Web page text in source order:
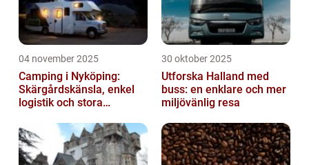
04 november 2025
Camping i Nyköping:
Skärgårdskänsla, enkel
logistik och stora
30 oktober 2025
Utforska Halland med
buss: en enklare och mer
miljövänlig resa